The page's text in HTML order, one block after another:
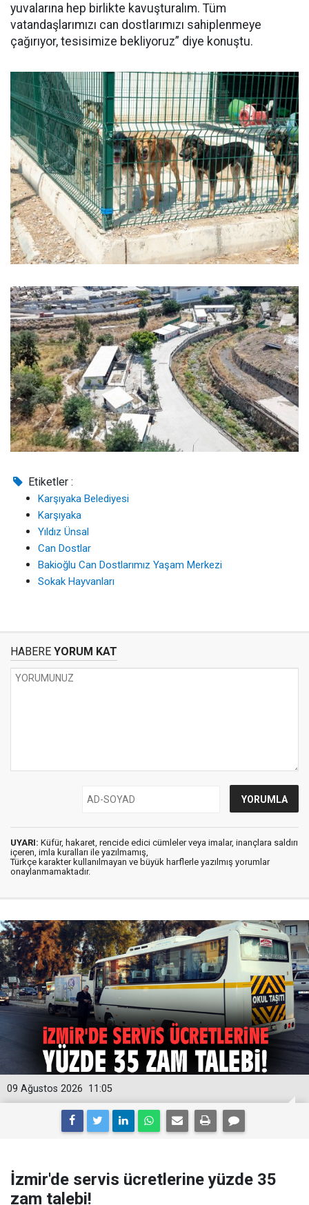
yuvalarına hep birlikte kavuşturalım. Tüm
vatandaşlarımızı can dostlarımızı sahiplenmeye
çağırıyor, tesisimize bekliyoruz” diye konuştu.
Etiketler :
Karşıyaka Belediyesi
Karşıyaka
Yıldız Ünsal
Can Dostlar
Bakioğlu Can Dostlarımız Yaşam Merkezi
Sokak Hayvanları
HABERE YORUM KAT
UYARI: Küfür, hakaret, rencide edici cümleler veya imalar, inançlara saldırı
içeren, imla kuralları ile yazılmamış,
Türkçe karakter kullanılmayan ve büyük harflerle yazılmış yorumlar
onaylanmamaktadır.
11:05
09 Ağustos 2026
İzmir'de servis ücretlerine yüzde 35
zam talebi!